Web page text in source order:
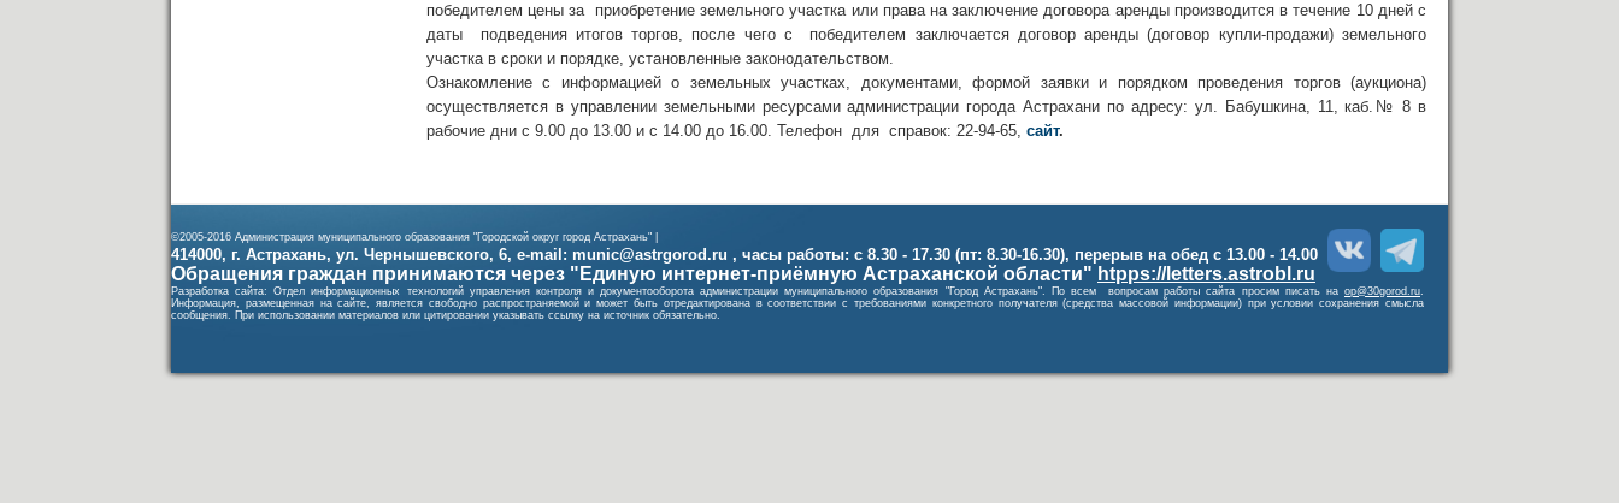
победителем цены за приобретение земельного участка или права на заключение договора аренды производится в течение 10 дней с
даты подведения итогов торгов, после чего с победителем заключается договор аренды (договор купли-продажи) земельного
участка в сроки и порядке, установленные законодательством.
Ознакомление с информацией о земельных участках, документами, формой заявки и порядком проведения торгов (аукциона)
осуществляется в управлении земельными ресурсами администрации города Астрахани по адресу: ул. Бабушкина, 11, каб.№ 8 в
рабочие дни с 9.00 до 13.00 и с 14.00 до 16.00. Телефон для справок: 22-94-65, сайт.
©2005-2016 Администрация муниципального образования "Городской округ город Астрахань" |
414000, г. Астрахань, ул. Чернышевского, 6, e-mail: munic@astrgorod.ru , часы работы: с 8.30 - 17.30 (пт: 8.30-16.30), перерыв на обед с 13.00 - 14.00
Обращения граждан принимаются через "Единую интернет-приёмную Астраханской области" htpps://letters.astrobl.ru
Разработка сайта: Отдел информационных технологий управления контроля и документооборота администрации муниципального образования "Город Астрахань". По всем вопросам работы сайта просим писать на op@30gorod.ru.
Информация, размещенная на сайте, является свободно распространяемой и может быть отредактирована в соответствии с требованиями конкретного получателя (средства массовой информации) при условии сохранения смысла
сообщения. При использовании материалов или цитировании указывать ссылку на источник обязательно.